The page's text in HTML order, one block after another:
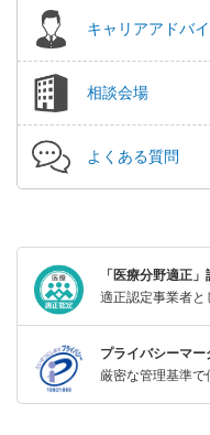
キャリアアドバ
相談会場
よくある質問
「医療分野適正
適正認定事業者と
プライバシーマー
厳密な管理基準で